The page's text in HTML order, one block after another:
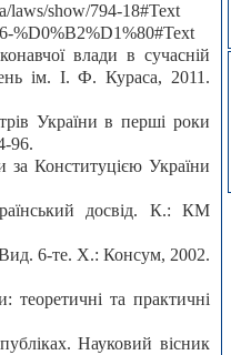
laws/show/794-18#Text
%D0%B2%D1%80#Text
влади в сучасній
ім. І. Ф. Кураса, 2011.
України в перші роки
96.
за Конституцією України
досвід. К.: КМ
Вид. 6-те. Х.: Консум, 2002.
теоретичні та практичні
Науковий вісник